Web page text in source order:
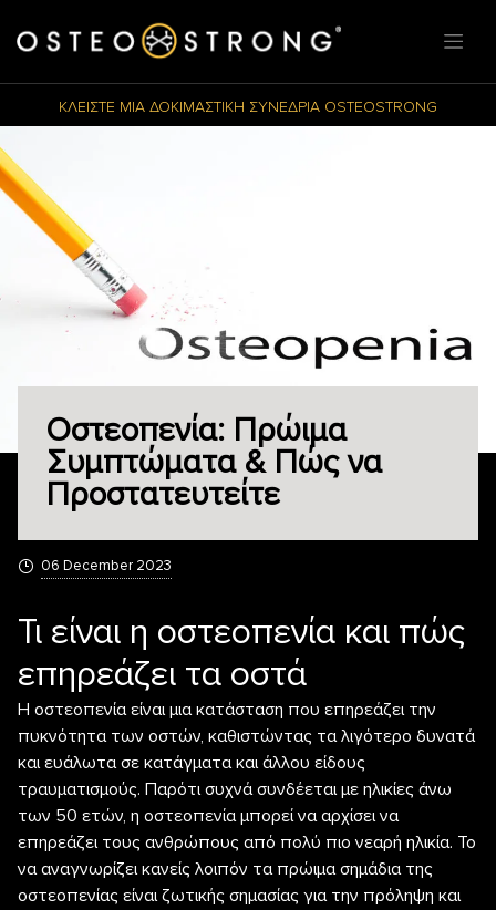
ΚΛΕΙΣΤΕ ΜΙΑ ΔΟΚΙΜΑΣΤΙΚΗ ΣΥΝΕΔΡΙΑ OSTEOSTRONG
Οστεοπενία: Πρώιμα
Συμπτώματα & Πώς να
Προστατευτείτε
06 December 2023
Τι είναι η οστεοπενία και πώς
επηρεάζει τα οστά
Η οστεοπενία είναι μια κατάσταση που επηρεάζει την
πυκνότητα των οστών, καθιστώντας τα λιγότερο δυνατά
και ευάλωτα σε κατάγματα και άλλου είδους
τραυματισμούς. Παρότι συχνά συνδέεται με ηλικίες άνω
των 50 ετών, η οστεοπενία μπορεί να αρχίσει να
επηρεάζει τους ανθρώπους από πολύ πιο νεαρή ηλικία. Το
να αναγνωρίζει κανείς λοιπόν τα πρώιμα σημάδια της
οστεοπενίας είναι ζωτικής σημασίας για την πρόληψη και